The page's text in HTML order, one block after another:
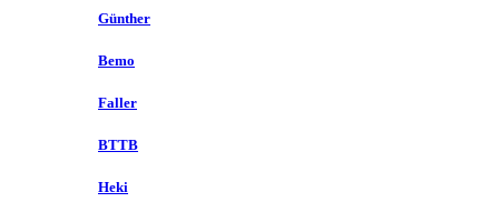
Günther
Bemo
Faller
BTTB
Heki